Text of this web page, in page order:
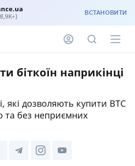
ВСТАНОВИТИ
біткоїн наприкінці
які дозволяють купити BTC
та без неприємних